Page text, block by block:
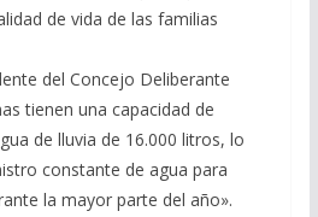
de vida de las familias
del Concejo Deliberante
tienen una capacidad de
de lluvia de 16.000 litros, lo
constante de agua para
la mayor parte del año».